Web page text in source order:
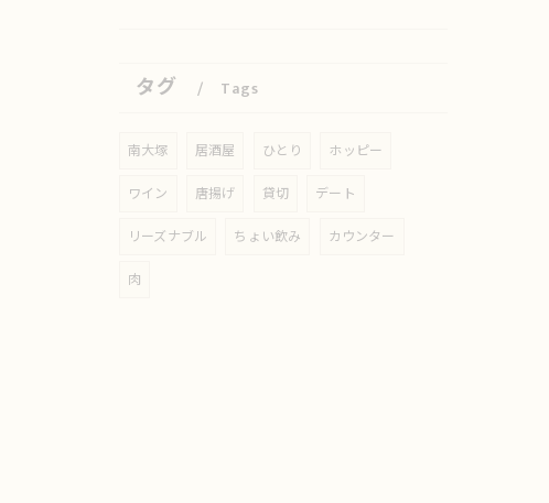
タグ Tags
南大塚 居酒屋 ひとり
ホッピー
ワイン
唐揚げ 貸切
デート
リーズナブル
ちょい飲み
カウンター
肉